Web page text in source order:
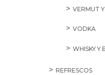
VERMUT
VODKA
WHISKY Y
REFRESCOS